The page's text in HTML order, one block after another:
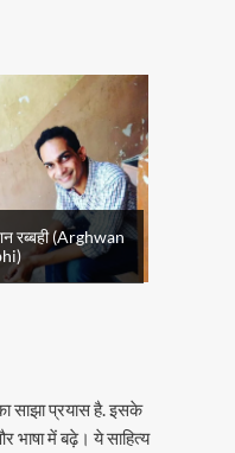
रब्बही (Arghwan
साझा प्रयास है. इसके
भाषा में बढ़े। ये साहित्य